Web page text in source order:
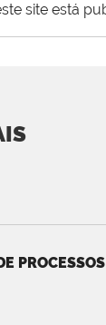
site está
PROCESSOS